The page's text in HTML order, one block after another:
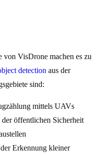
VisDrone machen es zu
detection aus der
sind:
mittels UAVs
öffentlichen Sicherheit
Erkennung kleiner